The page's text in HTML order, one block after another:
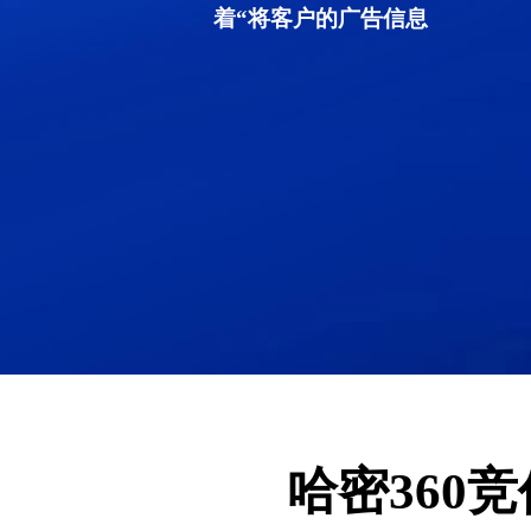
着“将客户的广告信息
哈密360